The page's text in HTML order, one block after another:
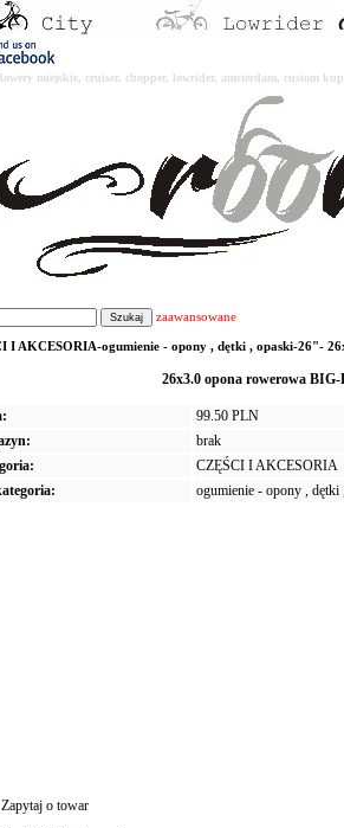
miejskie, cruiser, chopper, lowrider, amsterdam, custom
zaawansowane
I AKCESORIA-ogumienie - opony , dętki , opaski-26"-
26x3.0 opona rowerowa
99.50 PLN
brak
CZĘŚCI I AKCESORIA
ogumienie - opony , dętki
Zapytaj o towar